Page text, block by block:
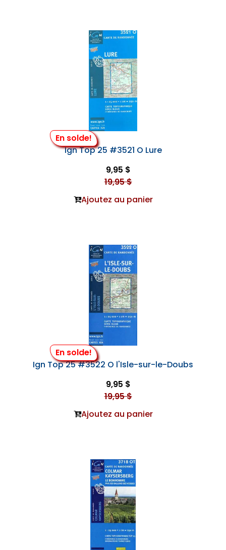
En solde!
Ign Top 25 #3521 O Lure
9,95 $
19,95 $
Ajoutez au panier
En solde!
Ign Top 25 #3522 O l'Isle-sur-le-Doubs
9,95 $
19,95 $
Ajoutez au panier